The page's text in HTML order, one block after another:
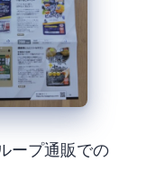
ループ通販での